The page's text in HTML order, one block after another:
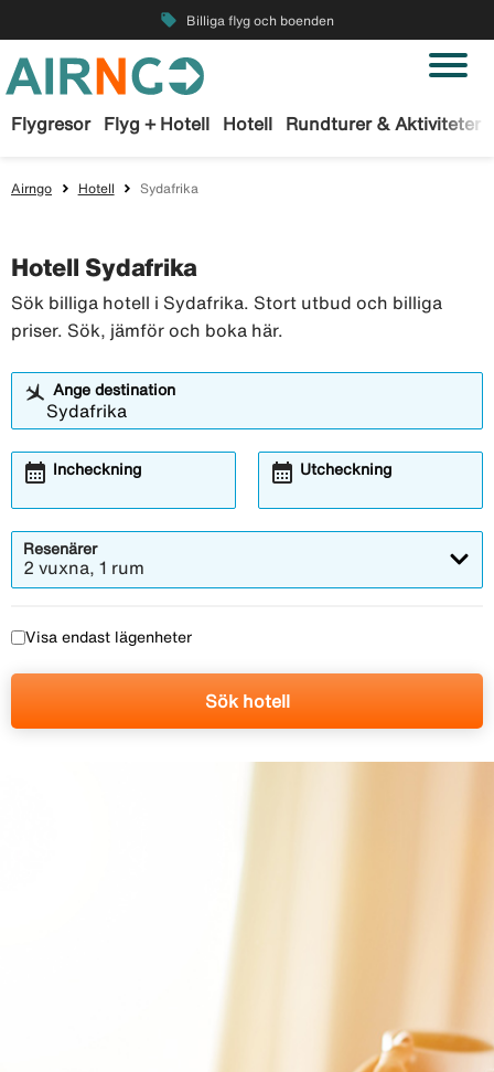
local_offer Billiga flyg och boenden
Flygresor Flyg + Hotell Hotell Rundturer & Aktiviteter
Airngo Hotell Sydafrika
Hotell Sydafrika
Sök billiga hotell i Sydafrika. Stort utbud och billiga
priser. Sök, jämför och boka här.
Ange destination
Incheckning
calendar_month Utcheckning
calendar_month
Resenärer
2 vuxna, 1 rum
Visa endast lägenheter
Sök hotell